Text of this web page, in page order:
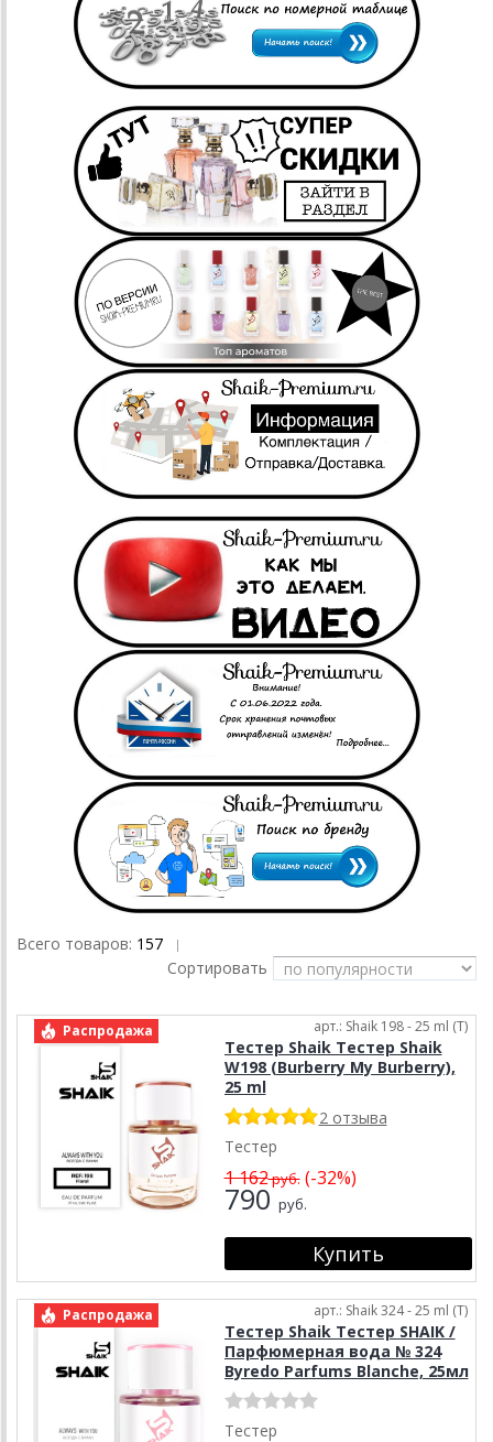
Всего товаров: 157 |
Сортировать
Распродажа арт.: Shaik 198 - 25 ml (T)
Тестер Shaik Тестер Shaik
W198 (Burberry My Burberry),
25 ml
2 отзыва
Тестер
1 162руб.(-32%)
790 руб.
Распродажа арт.: Shaik 324 - 25 ml (T)
Тестер Shaik Тестер SHAIK /
Парфюмерная вода № 324
Byredo Parfums Blanche, 25мл
Тестер